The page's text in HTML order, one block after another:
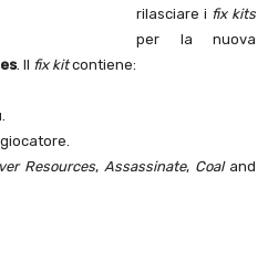
rilasciare i fix kits
per la nuova
. Il fix kitcontiene:
Resources, Assassinate, Coaland